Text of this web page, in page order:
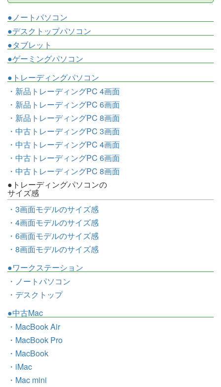
●ノートパソコン
●デスクトップパソコン
●タブレット
●ゲーミングパソコン
●トレーディングパソコン
・新品トレーディングPC 4画面
・新品トレーディングPC 6画面
・新品トレーディングPC 8画面
・中古トレーディングPC 3画面
・中古トレーディングPC 4画面
・中古トレーディングPC 6画面
・中古トレーディングPC 8画面
●トレーディングパソコンの
サイズ感
・3画面モデルのサイズ感
・4画面モデルのサイズ感
・6画面モデルのサイズ感
・8画面モデルのサイズ感
●ワークステーション
・ノートパソコン
・デスクトップ
●中古Mac
・MacBook Air
・MacBook Pro
・MacBook
・iMac
・Mac mini